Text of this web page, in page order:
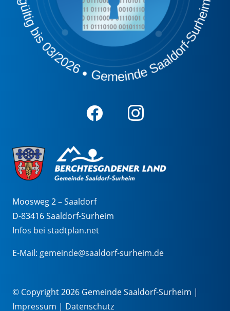
Moosweg 2 – Saaldorf
D-83416 Saaldorf-Surheim
Infos bei stadtplan.net
E-Mail: gemeinde@saaldorf-surheim.de
© Copyright 2026 Gemeinde Saaldorf-Surheim |
Impressum | Datenschutz